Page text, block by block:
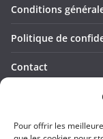
Pour offrir les
Conditions
Politique de
Contact
Copyright © 2026